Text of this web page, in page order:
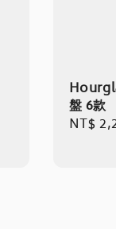
盤 6款
NT$